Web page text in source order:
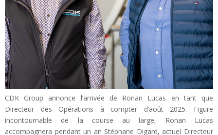
CDK Group annonce l’arrivée de Ronan Lucas en tant que
Directeur des Opérations à compter d’août 2025. Figure
incontournable de la course au large, Ronan Lucas
accompagnera pendant un an Stéphane Digard, actuel Directeur